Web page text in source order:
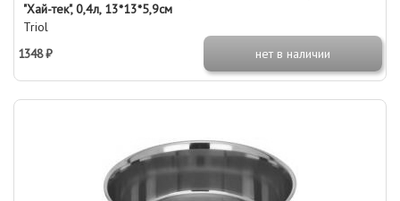
"Хай-тек", 0,4л, 13*13*5,9см
Triol
1348 ₽
нет в наличии